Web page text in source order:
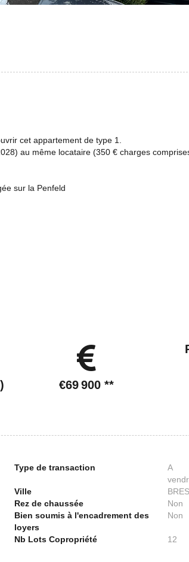
cet appartement de type 1.
au même locataire (350 € charges
sur la Penfeld
€69 900**
Type de transaction
A
Ville
Rez de chaussée
Non
Bien soumis à l'encadrement des
loyers
Non
Nb Lots Copropriété 12